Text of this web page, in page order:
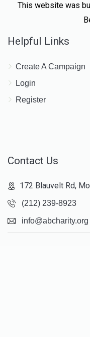
This website was
Helpful Links
Create A Campaign
Login
Register
Contact Us
172 Blauvelt Rd,
(212) 239-8923
info@abcharity.org